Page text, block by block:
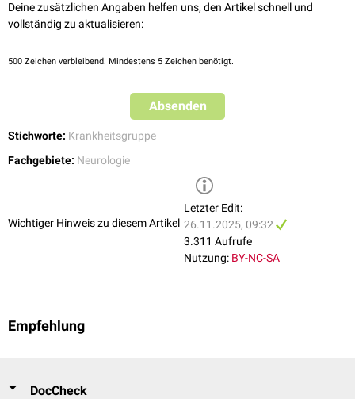
Deine zusätzlichen Angaben helfen uns, den Artikel schnell und
vollständig zu aktualisieren:
500 Zeichen verbleibend. Mindestens 5 Zeichen benötigt.
Absenden
Stichworte: Krankheitsgruppe
Fachgebiete: Neurologie
Wichtiger Hinweis zu diesem Artikel
Letzter Edit:
26.11.2025, 09:32
3.311 Aufrufe
Nutzung: BY-NC-SA
Empfehlung
DocCheck